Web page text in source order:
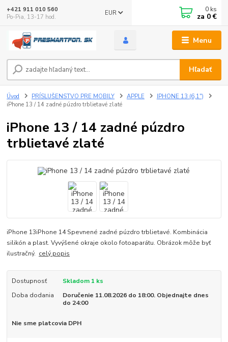
Menu
EUR
Hľadať
+421 911 010 560
Po-Pia, 13-17 hod.
0 ks
za 0 €
Úvod PRÍSLUŠENSTVO PRE MOBILY APPLE
IPHONE 13 (6,1")
iPhone 13 / 14 zadné púzdro trblietavé zlaté
iPhone 13 / 14 zadné púzdro
trblietavé zlaté
iPhone 13iPhone 14 Spevnené zadné púzdro trblietavé. Kombinácia
silikón a plast. Vyvýšené okraje okolo fotoaparátu. Obrázok môže byť
ilustračný. celý popis
Dostupnosť
Skladom 1 ks
Doba dodania
Doručenie 11.08.2026 do 18:00. Objednajte dnes
do 24:00
Nie sme platcovia DPH